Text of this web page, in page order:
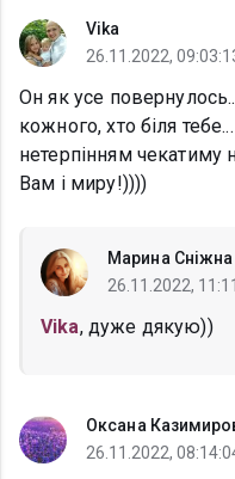
Vika
26.11.2022,
Он як усе
кожного, хто біля
нетерпінням чекатиму
Вам і миру!))))
Марина Сніжна
26.11.2022,
Vika, дуже дякую))
Оксана
26.11.2022,